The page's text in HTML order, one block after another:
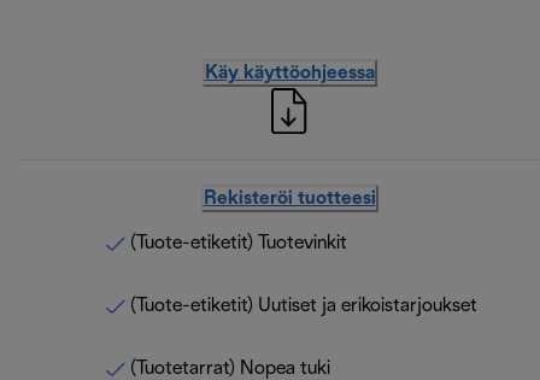
Käy käyttöohjeessa
Rekisteröi tuotteesi
(Tuote-etiketit) Tuotevinkit
(Tuote-etiketit) Uutiset ja erikoistarjoukset
(Tuotetarrat) Nopea tuki